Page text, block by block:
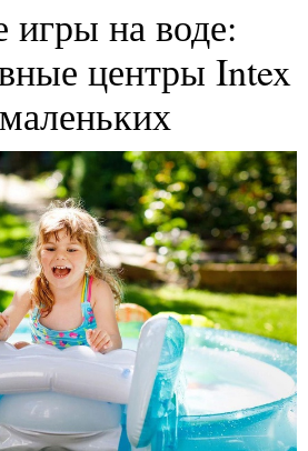
игры на воде:
центры Intex